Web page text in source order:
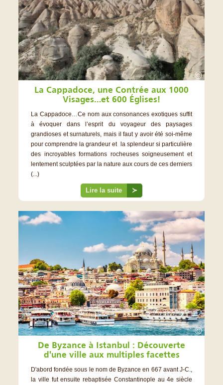
©
La Cappadoce, une Contrée aux 1000
Visages…et 600 Églises!
La Cappadoce…Ce nom aux consonances exotiques suffit
à évoquer dans l’esprit du voyageur des paysages
grandioses et surnaturels, mais il faut y avoir été soi-même
pour comprendre la grandeur et la splendeur si particulière
des incroyables formations rocheuses soigneusement et
lentement sculptées par la nature aux cours de ces derniers
(...)
Lire la suite ≻
©
De Byzance à Istanbul : Découverte
d'une ville aux multiples facettes
D'abord fondée sous le nom de Byzance en 667 avant J-C.,
la ville fut ensuite rebaptisée Constantinople au 4e siècle